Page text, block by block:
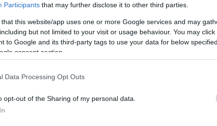
Participants that may further disclose it to other third parties.
that this website/app uses one or more Google services and may
but not limited to your visit or usage behaviour. You may
to Google and its third-party tags to use your data for below
consent section.
Data Processing Opt Outs
opt-out of the Sharing of my personal data.